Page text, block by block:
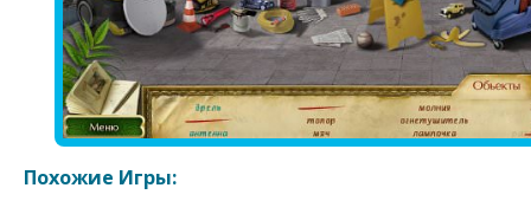
Похожие Игры: